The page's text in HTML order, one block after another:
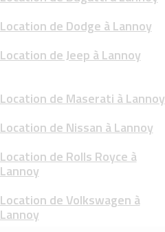
Location de Dodge à Lannoy
Location de Jeep à Lannoy
Location de Maserati à Lannoy
Location de Nissan à Lannoy
Location de Rolls Royce à
Lannoy
Location de Volkswagen à
Lannoy